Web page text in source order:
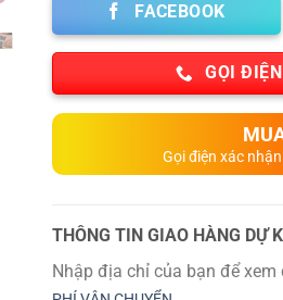
FACEBOOK
GỌI
Gọi điện xác
THÔNG TIN GIAO HÀNG DỰ
Nhập địa chỉ của bạn để